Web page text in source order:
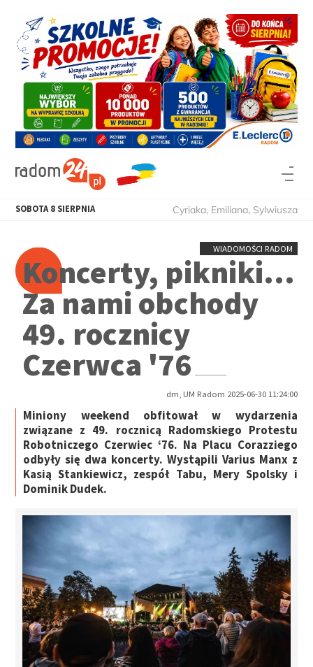
SOBOTA 8 SIERPNIA Cyriaka, Emiliana, Sylwiusza
WIADOMOŚCI RADOM
Koncerty, pikniki...
Za nami obchody
49. rocznicy
Czerwca '76
dm, UM Radom 2025-06-30 11:24:00
Miniony weekend obfitował w wydarzenia
związane z 49. rocznicą Radomskiego Protestu
Robotniczego Czerwiec ‘76. Na Placu Corazziego
odbyły się dwa koncerty. Wystąpili Varius Manx z
Kasią Stankiewicz, zespół Tabu, Mery Spolsky i
Dominik Dudek.